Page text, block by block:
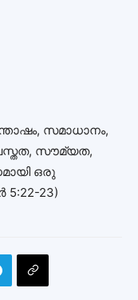
സമാധാനം,
സൗമ്യത,
ഒരു
23)